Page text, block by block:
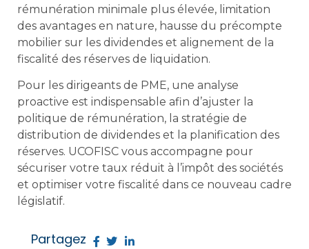
rémunération minimale plus élevée, limitation
des avantages en nature, hausse du précompte
mobilier sur les dividendes et alignement de la
fiscalité des réserves de liquidation.
Pour les dirigeants de PME, une analyse
proactive est indispensable afin d’ajuster la
politique de rémunération, la stratégie de
distribution de dividendes et la planification des
réserves. UCOFISC vous accompagne pour
sécuriser votre taux réduit à l’impôt des sociétés
et optimiser votre fiscalité dans ce nouveau cadre
législatif.
Partagez